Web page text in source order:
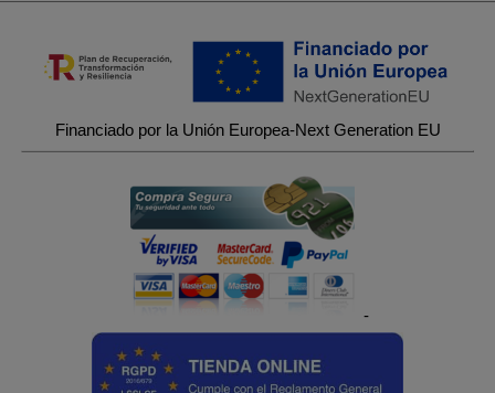
Financiado por la Unión Europea-Next Generation EU
-